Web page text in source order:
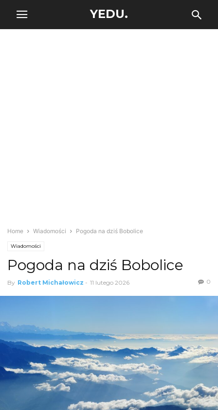
YEDU.
Home Wiadomości Pogoda na dziś Bobolice
Wiadomości
Pogoda na dziś Bobolice
By Robert Michałowicz - 11 lutego 2026 0